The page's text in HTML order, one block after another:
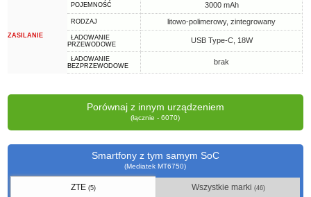
ZASILANIE
POJEMNOŚĆ 3000 mAh
RODZAJ litowo-polimerowy, zintegrowany
ŁADOWANIE
PRZEWODOWE
USB Type-C, 18W
ŁADOWANIE
BEZPRZEWODOWE
brak
Porównaj z innym urządzeniem
(łącznie - 6070)
Smartfony z tym samym SoC
(Mediatek MT6750)
ZTE(5) Wszystkie marki (46)